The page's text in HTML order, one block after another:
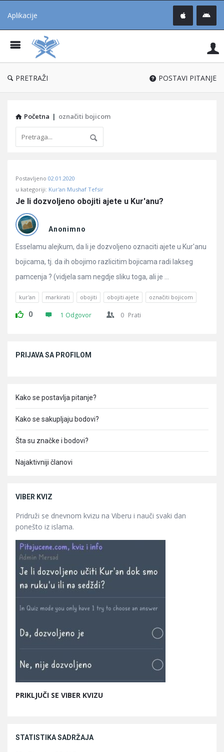
Aplikacije
®
PRETRAŽI POSTAVI PITANJE
Početna | označiti bojicom
Učene
Latest
Pitanja
Postavljeno 02.01.2020
u kategoriji: Kur'an Mushaf Tefsir
Je li dozvoljeno obojiti ajete u Kur'anu?
Anonimno
Esselamu alejkum, da li je dozvoljeno oznaciti ajete u Kur'anu
bojicama, tj. da ih obojimo razlicitim bojicama radi lakseg
pamcenja ? (vidjela sam negdje sliku toga, ali je ...
kur'an markirati obojiti obojiti ajete označiti bojicom
0 1 Odgovor 0 Prati
PRIJAVA SA PROFILOM
Kako se postavlja pitanje?
Kako se sakupljaju bodovi?
Šta su značke i bodovi?
Najaktivniji članovi
VIBER KVIZ
Pridruži se dnevnom kvizu na Viberu i nauči svaki dan
ponešto iz islama.
PRIKLJUČI SE VIBER KVIZU
STATISTIKA SADRŽAJA